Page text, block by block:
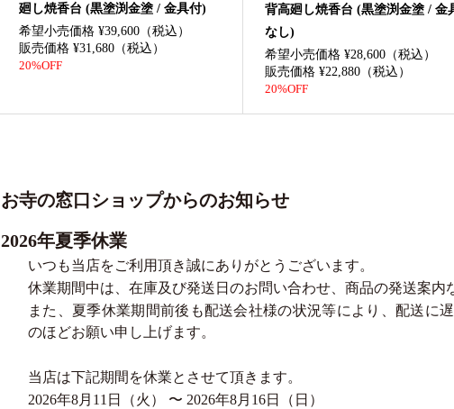
廻し焼香台 (黒塗渕金塗 / 金具付)
希望小売価格 ¥39,600（税込）
販売価格 ¥31,680（税込）
20%OFF
背高廻し焼香台 (黒塗渕金塗 / 金
なし)
希望小売価格 ¥28,600（税込）
販売価格 ¥22,880（税込）
20%OFF
お寺の窓口ショップからのお知らせ
2026年夏季休業
いつも当店をご利用頂き誠にありがとうございます。
休業期間中は、在庫及び発送日のお問い合わせ、商品の発送案内
また、夏季休業期間前後も配送会社様の状況等により、配送に
のほどお願い申し上げます。
当店は下記期間を休業とさせて頂きます。
2026年8月11日（火） 〜 2026年8月16日（日）